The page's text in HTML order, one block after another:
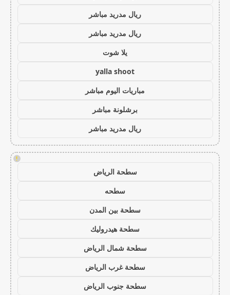
ريال مدريد مباشر
ريال مدريد مباشر
يلا شوت
yalla shoot
مباريات اليوم مباشر
برشلونة مباشر
ريال مدريد مباشر
!
سطحة الرياض
سطحه
سطحة بين المدن
سطحة هيدروليك
سطحة شمال الرياض
سطحة غرب الرياض
سطحة جنوب الرياض